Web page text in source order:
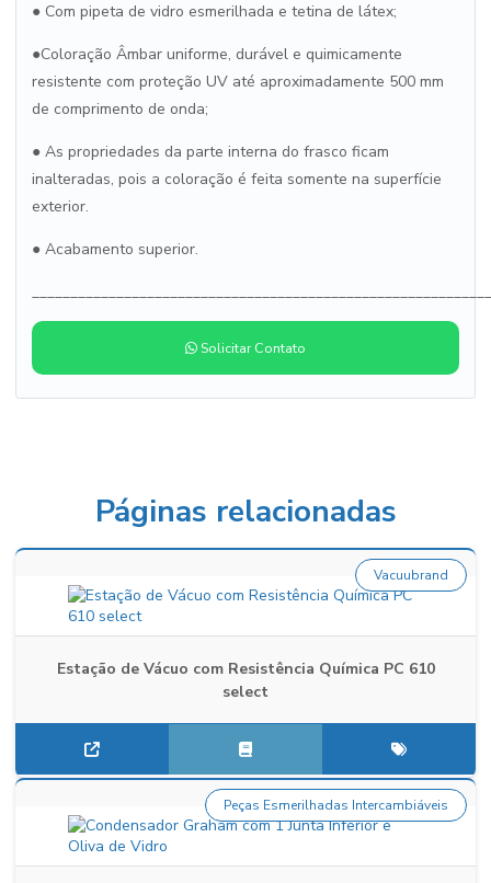
● Com pipeta de vidro esmerilhada e tetina de látex;
●Coloração Âmbar uniforme, durável e quimicamente
resistente com proteção UV até aproximadamente 500 mm
de comprimento de onda;
● As propriedades da parte interna do frasco ficam
inalteradas, pois a coloração é feita somente na superfície
exterior.
● Acabamento superior.
Solicitar Contato
Páginas relacionadas
Estação de Vácuo com Resistência Química PC 610
select
Vacuubrand
Peças Esmerilhadas Intercambiáveis